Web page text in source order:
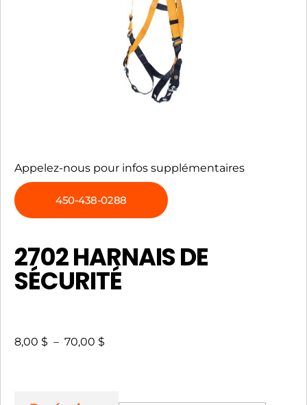
Appelez-nous pour infos supplémentaires
450-438-0288
2702 HARNAIS DE
SÉCURITÉ
8,00 $ – 70,00 $